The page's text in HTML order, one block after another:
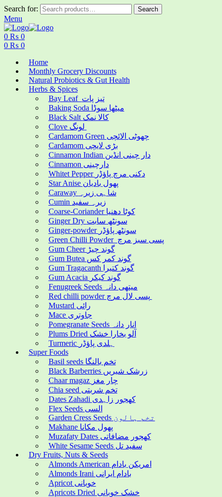
Search for: Search
Menu
0 ₨ 0
0 ₨ 0
Home
Monthly Grocery Discounts
Natural Probiotics & Gut Health
Herbs & Spices
Bay Leaf تیز پات
Baking Soda میٹھا سوڈا
Black Salt کالا نمک
Cardamom Green چھوٹی الائچی
Cardamom بڑی لایچی
Cinnamon Indian دار چینی انڈین
Cinnamon دارچینی
Whitet Pepper دکنی مرچ پاؤڈر
Star Anise پھول بادیان
Caraway شاہی زیرہ
Cumin زیرہ سفید
Coarse-Coriander کوٹا دھنیا
Ginger Dry سونٹھ سابت
Ginger-powder سونٹھ پاؤڈر
Green Chilli Powder پسی سبز مرچ
Gum Cheer گوند چیڑ
Gum Butea گوند کمر کس
Gum Tragacanth گوند کتیرا
Gum Acacia گوند کیکر
Fenugreek Seeds میتھی دانہ
Mustard رائی
Mace جاوتری
Pomegranate Seeds انار دانہ
Plums Dried آلو بخارا خشک
Turmeric ہلدی پاؤڈر
Super Foods
Basil seeds تخم بالنگا
Black Barberries زرشک شیریں
Chaar magaz چار مغز
Chia seed تخم شربتی
Dates Zahadi کھجور زاہدی
Flex Seeds السی
Garden Cress Seeds تخم ہالون
Makhane پھول مکانا
Muzafaty Dates کھجور مضافاتی
White Sesame Seeds سفید تل
Dry Fruits, Nuts & Seeds
Almonds American امریکن بادام
Almonds Irani بادام ایرانی
Apricot خوبانی
Apricots Dried خشک خوبانی